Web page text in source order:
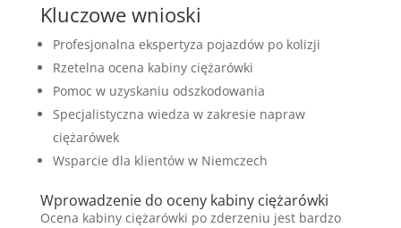
Kluczowe wnioski
Profesjonalna ekspertyza pojazdów po kolizji
Rzetelna ocena kabiny ciężarówki
Pomoc w uzyskaniu odszkodowania
Specjalistyczna wiedza w zakresie napraw
ciężarówek
Wsparcie dla klientów w Niemczech
Wprowadzenie do oceny kabiny ciężarówki
Ocena kabiny ciężarówki po zderzeniu jest bardzo